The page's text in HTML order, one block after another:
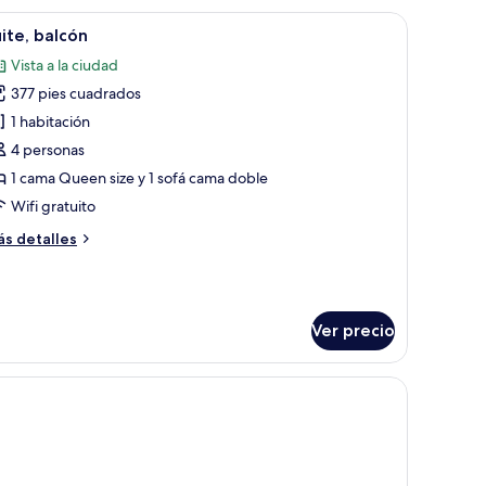
una cama con cabecera, una mesita de noche con una lámpara y un
Habitación de hotel con cama, escritorio,
6 balcón
Vista a la ciudad
377 pies cuadrados
1 habitación
4 personas
1 cama Queen size y 1 sofá cama doble
Wifi gratuito
detalles
Ver precio